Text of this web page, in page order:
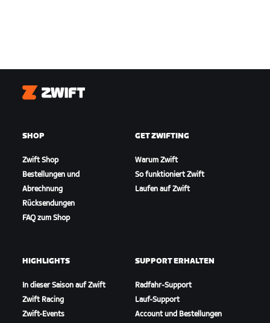
Zwift
SHOP
Zwift Shop
Bestellungen und
Abrechnung
Rücksendungen
FAQ zum Shop
GET ZWIFTING
Warum Zwift
So funktioniert Zwift
Laufen auf Zwift
HIGHLIGHTS
In dieser Saison auf Zwift
Zwift Racing
Zwift-Events
SUPPORT ERHALTEN
Radfahr-Support
Lauf-Support
Account und Bestellungen